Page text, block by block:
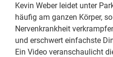
Kevin Weber leidet unter
häufig am ganzen Körper,
Nervenkrankheit
und erschwert einfachste
Ein Video veranschaulicht